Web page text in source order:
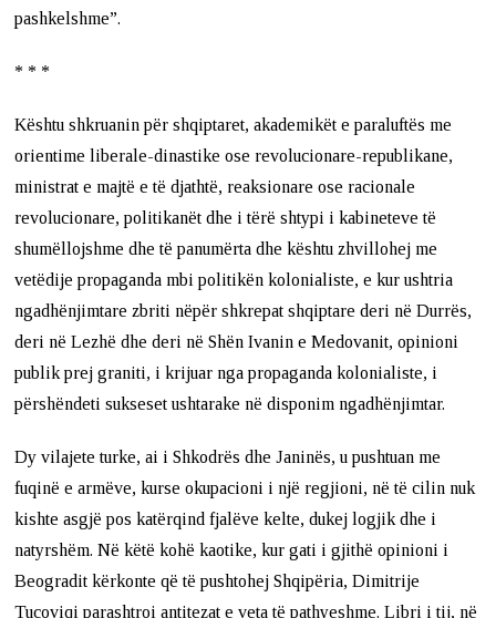
pashkelshme”.
* * *
Kështu shkruanin për shqiptaret, akademikët e paraluftës me
orientime liberale-dinastike ose revolucionare-republikane,
ministrat e majtë e të djathtë, reaksionare ose racionale
revolucionare, politikanët dhe i tërë shtypi i kabineteve të
shumëllojshme dhe të panumërta dhe kështu zhvillohej me
vetëdije propaganda mbi politikën kolonialiste, e kur ushtria
ngadhënjimtare zbriti nëpër shkrepat shqiptare deri në Durrës,
deri në Lezhë dhe deri në Shën Ivanin e Medovanit, opinioni
publik prej graniti, i krijuar nga propaganda kolonialiste, i
përshëndeti sukseset ushtarake në disponim ngadhënjimtar.
Dy vilajete turke, ai i Shkodrës dhe Janinës, u pushtuan me
fuqinë e armëve, kurse okupacioni i një regjioni, në të cilin nuk
kishte asgjë pos katërqind fjalëve kelte, dukej logjik dhe i
natyrshëm. Në këtë kohë kaotike, kur gati i gjithë opinioni i
Beogradit kërkonte që të pushtohej Shqipëria, Dimitrije
Tucoviqi parashtroi antitezat e veta të pathyeshme. Libri i tij, në